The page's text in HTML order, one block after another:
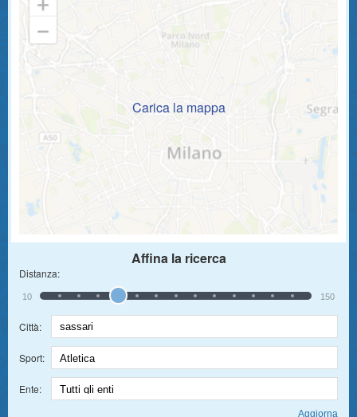
Carica la mappa
Affina la ricerca
Distanza:
10 150
Città:
Sport:
Ente: